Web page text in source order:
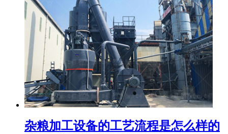
杂粮加工设备的工艺流程是怎么样的